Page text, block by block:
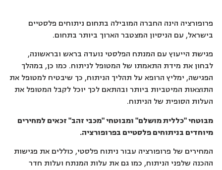
פרופורציה הינה החברה המובילה בתחום ניתוחים פלסטיים
בישראל, עם הניסיון המצטבר הארוך ביותר בתחום.
פגישת הייעוץ עם המנתח הפלסטי נועדה בראש ובראשונה,
לבחון את מידת התאמתו של המטופל לניתוח. כמו כן, במהלך
הפגישה, ימליץ הרופא על תהליך הניתוח, כך שיבטיח למטופל את
התוצאות המיטביות ביותר ובהתאם לכך יוכל לקבל המטופל את
העלות הסופית של הניתוח.
מבוטחי "כללית מושלם" ומבוטחי "מכבי זהב" זכאים למחירים
מיוחדים בניתוחים פלסטיים בפרופורציה.
המחירים של פרופורציה עבור ניתוח פלסטי, כוללים את פגישות
ההכנה שלפני הניתוח, כמו גם את עלות המנתח ועלות חדר